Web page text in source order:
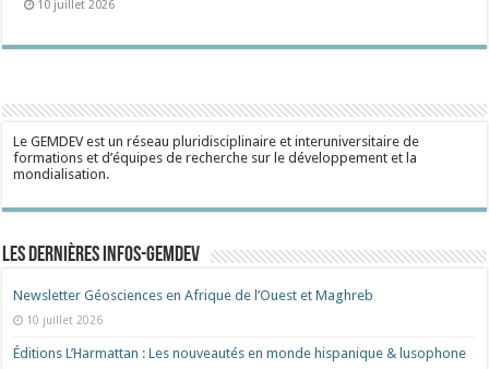
10 juillet 2026
Le GEMDEV est un réseau pluridisciplinaire et interuniversitaire de
formations et d’équipes de recherche sur le développement et la
mondialisation.
Les dernières Infos-Gemdev
Newsletter Géosciences en Afrique de l’Ouest et Maghreb
10 juillet 2026
Éditions L’Harmattan : Les nouveautés en monde hispanique & lusophone